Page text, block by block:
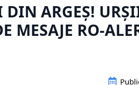
ARGEȘ!
MESAJE RO-